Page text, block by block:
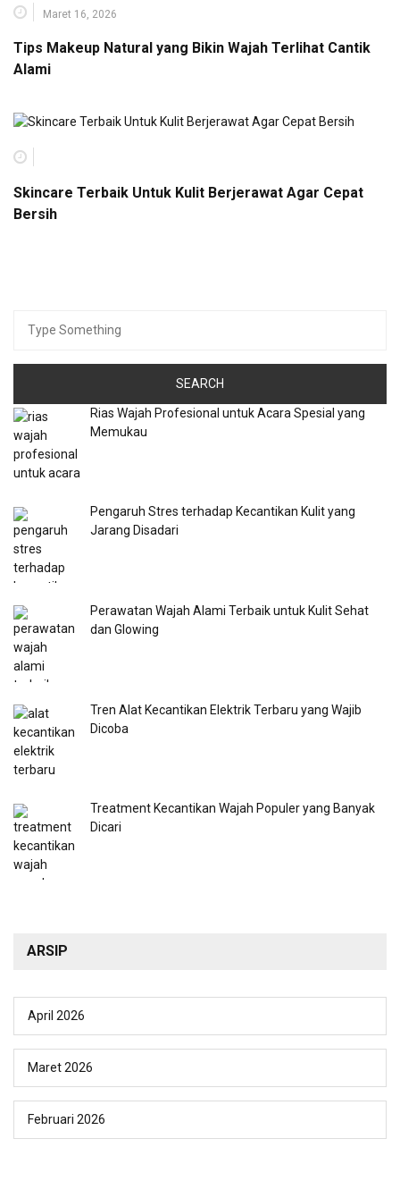
Maret 16, 2026
Tips Makeup Natural yang Bikin Wajah Terlihat Cantik
Alami
Skincare Terbaik Untuk Kulit Berjerawat Agar Cepat
Bersih
for:
Rias Wajah Profesional untuk Acara Spesial yang
Memukau
Pengaruh Stres terhadap Kecantikan Kulit yang
Jarang Disadari
Perawatan Wajah Alami Terbaik untuk Kulit Sehat
dan Glowing
Tren Alat Kecantikan Elektrik Terbaru yang Wajib
Dicoba
Treatment Kecantikan Wajah Populer yang Banyak
Dicari
ARSIP
April 2026
Maret 2026
Februari 2026